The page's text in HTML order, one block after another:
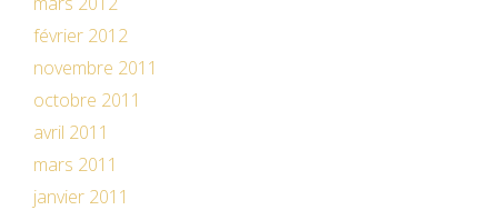
février 2012
novembre 2011
octobre 2011
avril 2011
mars 2011
janvier 2011